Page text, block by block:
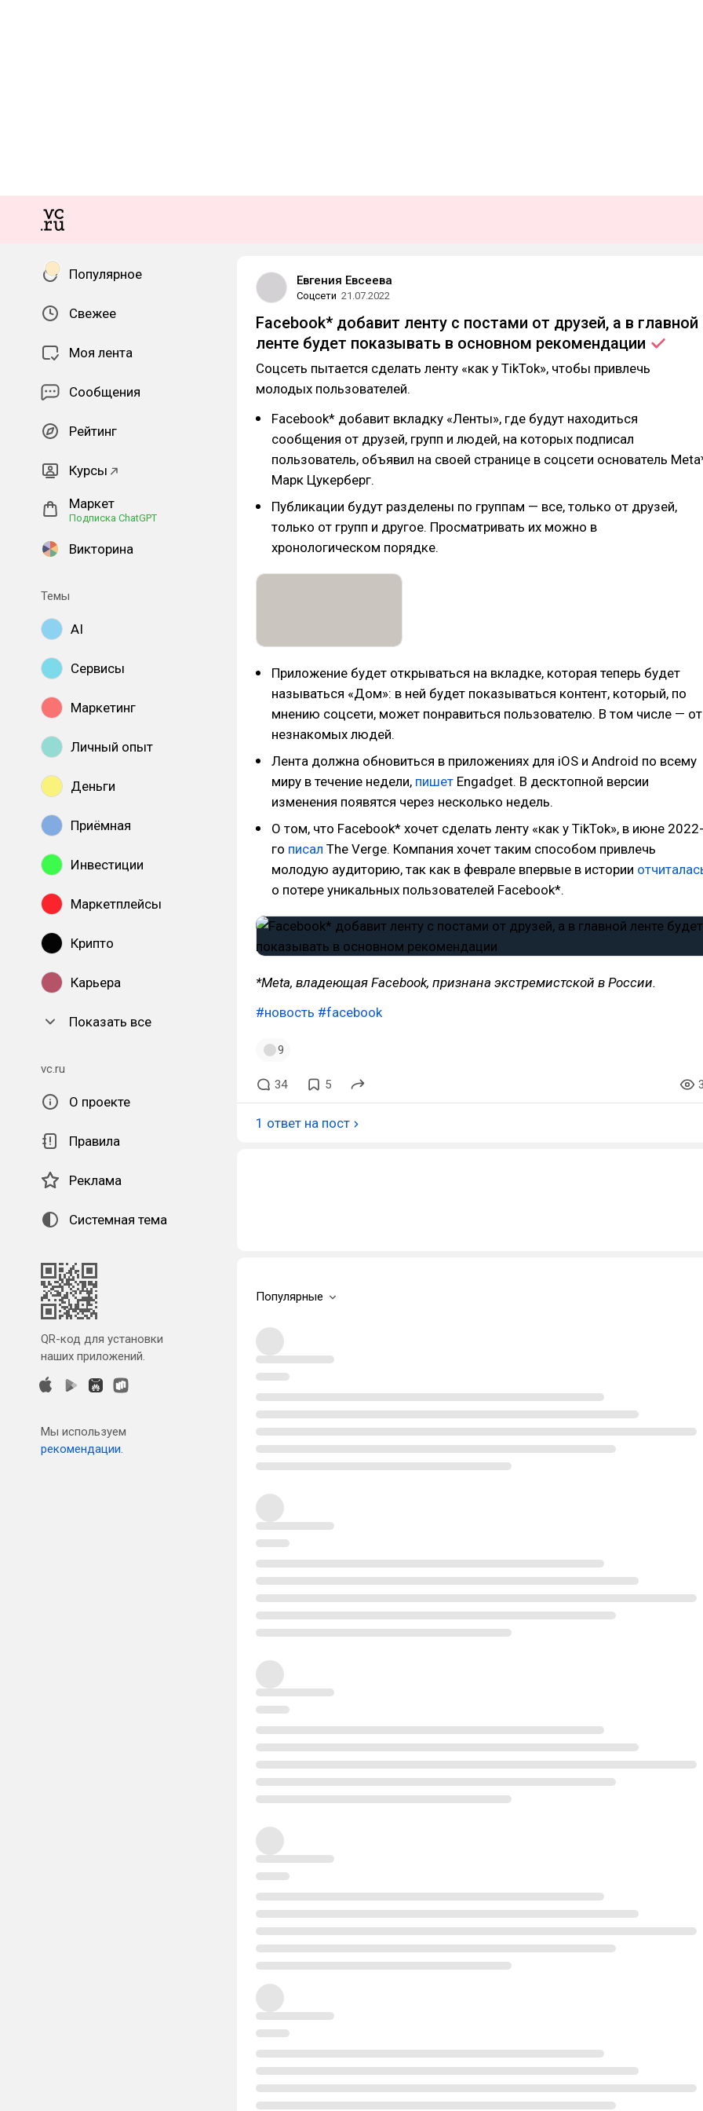
Популярное
Свежее
Моя лента
Сообщения
Рейтинг
Курсы
Маркет
Подписка ChatGPT
Викторина
Темы
AI
Сервисы
Маркетинг
Личный опыт
Деньги
Приёмная
Инвестиции
Маркетплейсы
Крипто
Карьера
Показать все
vc.ru
О проекте
Правила
Реклама
Системная тема
QR-код для установки
наших приложений.
Мы используем
рекомендации.
Евгения Евсеева
Соцсети 21.07.2022
Facebook* добавит ленту с постами от друзей, а в главной
ленте будет показывать в основном рекомендации
Соцсеть пытается сделать ленту «как у TikTok», чтобы привлечь
молодых пользователей.
Facebook* добавит вкладку «Ленты», где будут находиться
сообщения от друзей, групп и людей, на которых подписал
пользователь, объявил на своей странице в соцсети основатель
Марк Цукерберг.
Публикации будут разделены по группам — все, только от друзей,
только от групп и другое. Просматривать их можно в
хронологическом порядке.
Приложение будет открываться на вкладке, которая теперь будет
называться «Дом»: в ней будет показываться контент, который, по
мнению соцсети, может понравиться пользователю. В том числе — от
незнакомых людей.
Лента должна обновиться в приложениях для iOS и Android по всему
миру в течение недели, пишет Engadget. В десктопной версии
изменения появятся через несколько недель.
О том, что Facebook* хочет сделать ленту «как у TikTok», в июне 2022-
го писал The Verge. Компания хочет таким способом привлечь
молодую аудиторию, так как в феврале впервые в истории
о потере уникальных пользователей Facebook*.
*Meta, владеющая Facebook, признана экстремистской в России.
#новость #facebook
9
34 5
1 ответ на пост
Популярные